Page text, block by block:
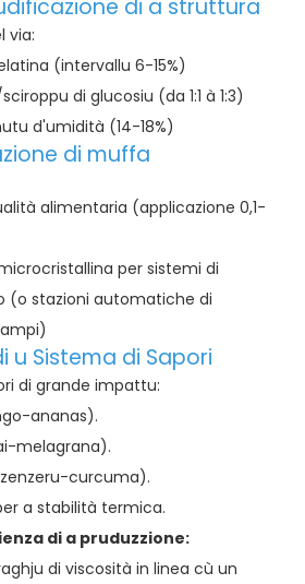
di a struttura
via:
(intervallu 6-15%)
di glucosiu (da 1:1 à 1:3)
d'umidità (14-18%)
di muffa
alimentaria (applicazione 0,1-
per sistemi di
(o stazioni automatiche di
u Sistema di Sapori
di grande impattu:
ananas).
melagrana).
curcuma).
a stabilità termica.
di a pruduzzione:
di viscosità in linea cù un